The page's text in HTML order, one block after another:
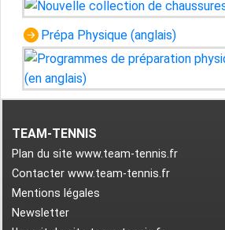
Prépa Physique (anglais)
TEAM-TENNIS
Plan du site www.team-tennis.fr
Contacter www.team-tennis.fr
Mentions légales
Newsletter